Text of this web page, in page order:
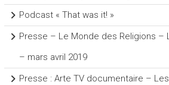
Podcast « That was it! »
Presse – Le Monde des Religions –
– mars avril 2019
Presse : Arte TV documentaire –